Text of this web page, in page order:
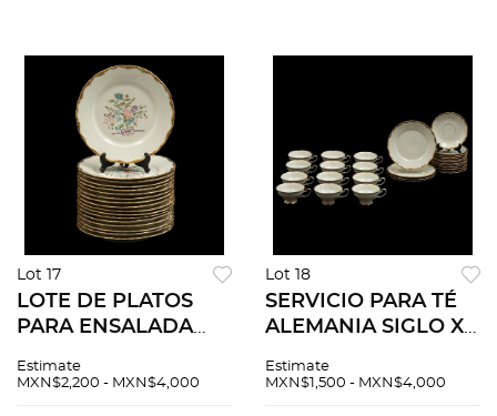
Lot 17
LOTE DE PLATOS
PARA ENSALADA
Elaborados en
Estimate
MXN$2,200 - MXN$4,000
Lot 18
SERVICIO PARA TÉ
ALEMANIA SIGLO XX
porcelana blanca
Estimate
MXN$1,500 - MXN$4,000